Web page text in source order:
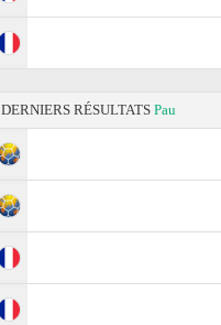
DERNIERS RÉSULTATS Pau